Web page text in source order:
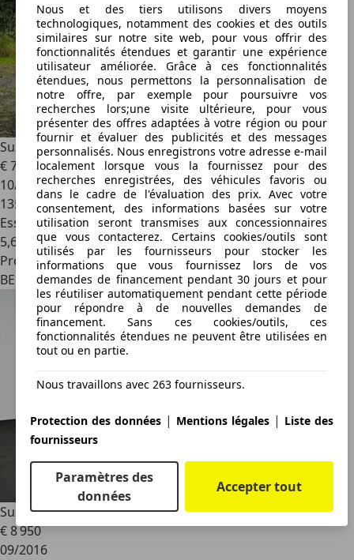
Nous et des tiers utilisons divers moyens
technologiques, notamment des cookies et des outils
similaires sur notre site web, pour vous offrir des
fonctionnalités étendues et garantir une expérience
utilisateur améliorée. Grâce à ces fonctionnalités
étendues, nous permettons la personnalisation de
notre offre, par exemple pour poursuivre vos
recherches lors;une visite ultérieure, pour vous
présenter des offres adaptées à votre région ou pour
fournir et évaluer des publicités et des messages
personnalisés. Nous enregistrons votre adresse e-mail
localement lorsque vous la fournissez pour des
recherches enregistrées, des véhicules favoris ou
dans le cadre de l'évaluation des prix. Avec votre
consentement, des informations basées sur votre
utilisation seront transmises aux concessionnaires
que vous contacterez. Certains cookies/outils sont
utilisés par les fournisseurs pour stocker les
informations que vous fournissez lors de vos
demandes de financement pendant 30 jours et pour
les réutiliser automatiquement pendant cette période
pour répondre à de nouvelles demandes de
financement. Sans ces cookies/outils, ces
fonctionnalités étendues ne peuvent être utilisées en
tout ou en partie.
Nous travaillons avec 263 fournisseurs.
Protection des données | Mentions légales | Liste des
fournisseurs
Paramètres des
données
Accepter tout
Suzuki SwiftSwift 1.2i GL Automatique | GARANTIE 1 AN ✅
€ 7 195
10/2011
135 718 km
Essence
5,6 l/100 km (mixte)
Professionnel
BE 4820
Suzuki Swift1.2 grand luxe airco 5d 69kw
€ 8 950
09/2016